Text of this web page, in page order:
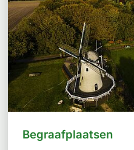
Begraafplaatsen